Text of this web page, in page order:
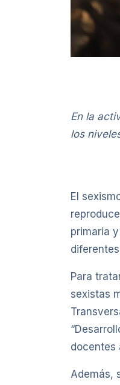
En la
los
El
primaria
Para
sexistas
docentes
Además,